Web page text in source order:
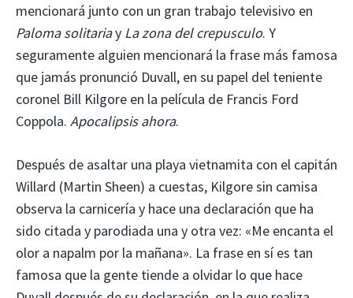
mencionará junto con un gran trabajo televisivo en
Paloma solitariay La zona del crepusculo. Y
seguramente alguien mencionará la frase más famosa
que jamás pronunció Duvall, en su papel del teniente
coronel Bill Kilgore en la película de Francis Ford
Coppola. Apocalipsis ahora.
Después de asaltar una playa vietnamita con el capitán
Willard (Martin Sheen) a cuestas, Kilgore sin camisa
observa la carnicería y hace una declaración que ha
sido citada y parodiada una y otra vez: «Me encanta el
olor a napalm por la mañana». La frase en sí es tan
famosa que la gente tiende a olvidar lo que hace